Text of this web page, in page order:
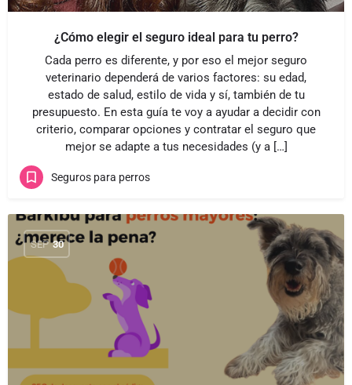
¿Cómo elegir el seguro ideal para tu perro?
Cada perro es diferente, y por eso el mejor seguro
veterinario dependerá de varios factores: su edad,
estado de salud, estilo de vida y sí, también de tu
presupuesto. En esta guía te voy a ayudar a decidir con
criterio, comparar opciones y contratar el seguro que
mejor se adapte a tus necesidades (y a […]
Seguros para perros
SEP 30